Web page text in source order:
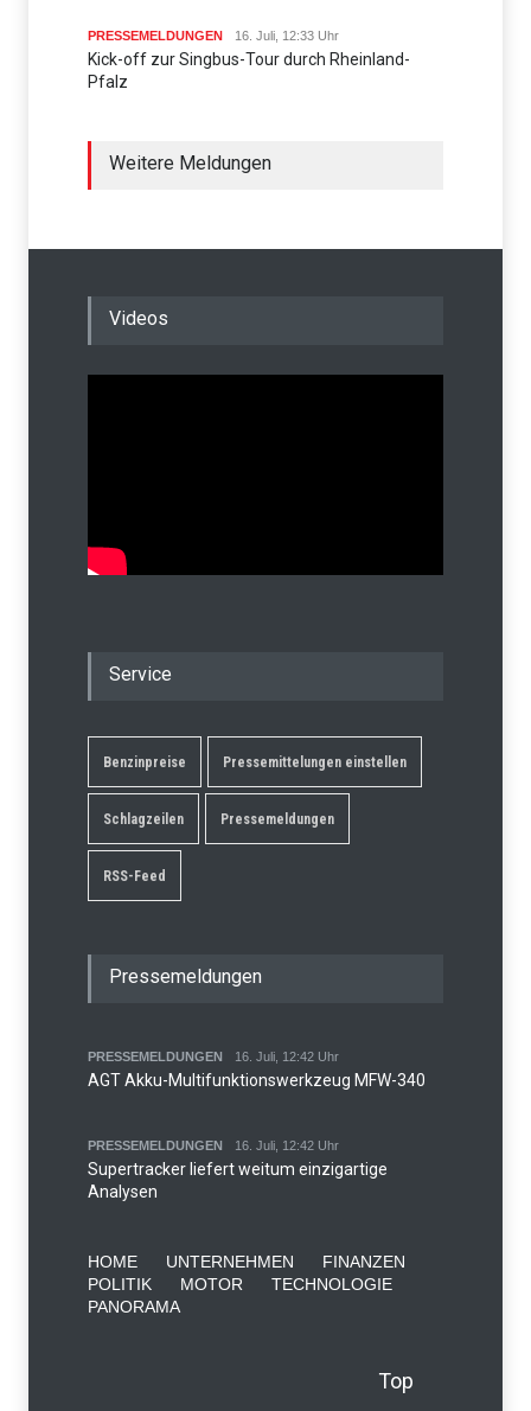
PRESSEMELDUNGEN 16. Juli, 12:33 Uhr
Kick-off zur Singbus-Tour durch Rheinland-
Pfalz
Weitere Meldungen
Videos
Service
Benzinpreise Pressemittelungen einstellen
Schlagzeilen Pressemeldungen
RSS-Feed
Pressemeldungen
PRESSEMELDUNGEN 16. Juli, 12:42 Uhr
AGT Akku-Multifunktionswerkzeug MFW-340
PRESSEMELDUNGEN 16. Juli, 12:42 Uhr
Supertracker liefert weitum einzigartige
Analysen
HOME UNTERNEHMEN
FINANZEN
POLITIK
MOTOR
TECHNOLOGIE
PANORAMA
Top